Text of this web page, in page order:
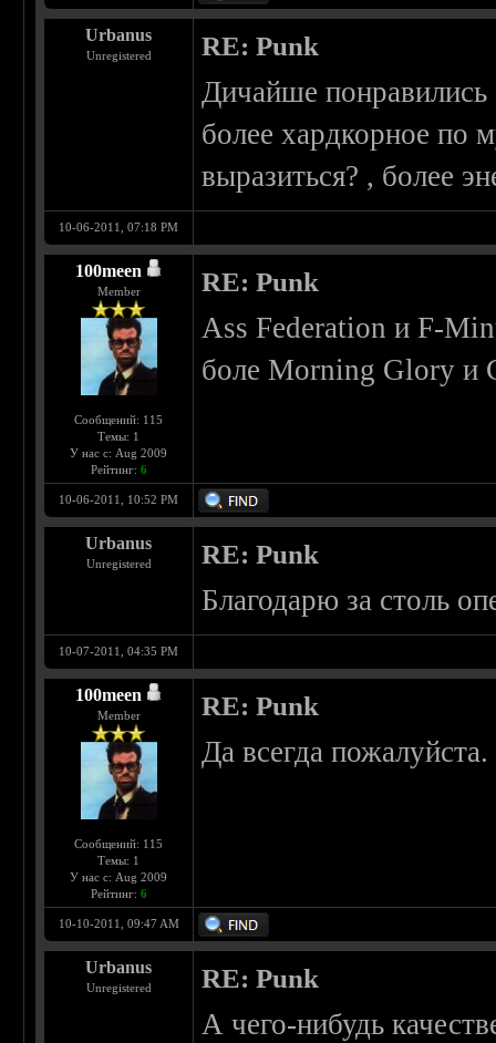
Urbanus
Unregistered RE: Punk
Дичайше
более хардкорное по
выразиться? , более
10-06-2011, 07:18 PM
100meen
Member
Сообщений: 115
Темы: 1
У нас с: Aug 2009
Рейтинг: 6
RE: Punk
Ass Federation и F-
боле Morning Glory и
10-06-2011, 10:52 PM
Urbanus
Unregistered RE: Punk
Благодарю за столь
10-07-2011, 04:35 PM
100meen
Member
Сообщений: 115
Темы: 1
У нас с: Aug 2009
Рейтинг: 6
RE: Punk
Да всегда пожалуйста.
10-10-2011, 09:47 AM
Urbanus
Unregistered RE: Punk
А чего-нибудь